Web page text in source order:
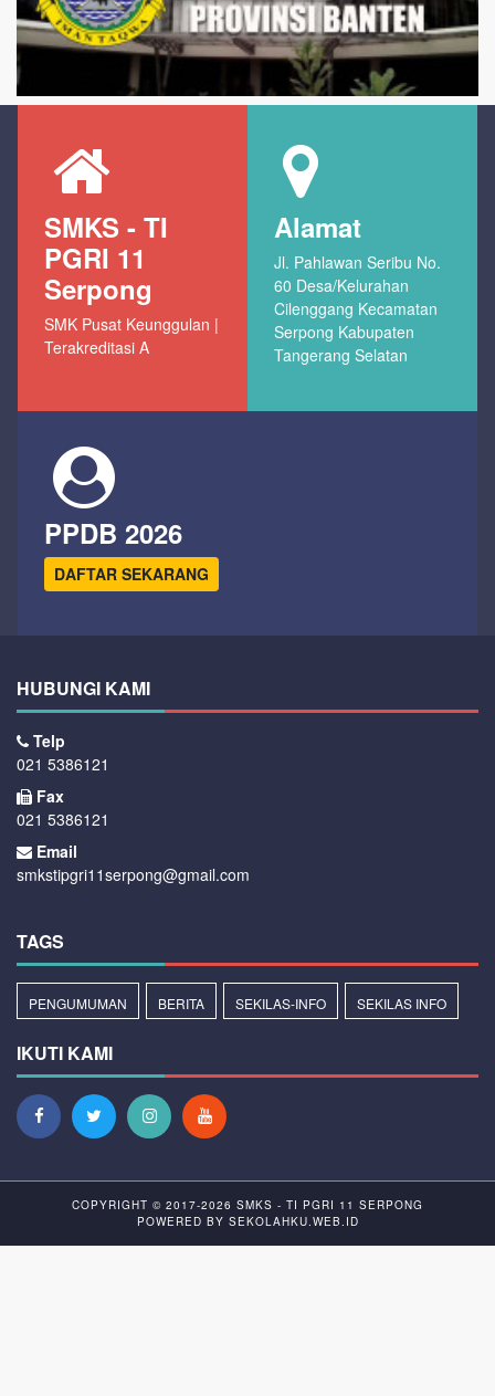
SMKS - TI
PGRI 11
Serpong
SMK Pusat Keunggulan |
Terakreditasi A
Alamat
Jl. Pahlawan Seribu No.
60 Desa/Kelurahan
Cilenggang Kecamatan
Serpong Kabupaten
Tangerang Selatan
PPDB 2026
DAFTAR SEKARANG
HUBUNGI KAMI
Telp
021 5386121
Fax
021 5386121
Email
smkstipgri11serpong@gmail.com
TAGS
PENGUMUMAN BERITA SEKILAS-INFO SEKILAS INFO
IKUTI KAMI
COPYRIGHT © 2017-2026 SMKS - TI PGRI 11 SERPONG
POWERED BY SEKOLAHKU.WEB.ID